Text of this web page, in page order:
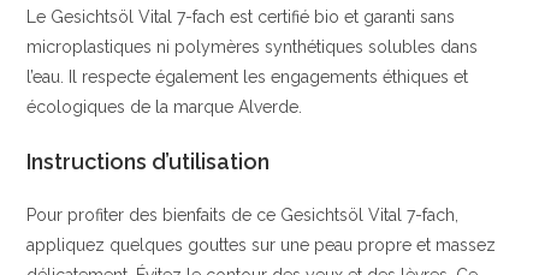
Le Gesichtsöl Vital 7-fach est certifié bio et garanti sans
microplastiques ni polymères synthétiques solubles dans
l’eau. Il respecte également les engagements éthiques et
écologiques de la marque Alverde.
Instructions d’utilisation
Pour profiter des bienfaits de ce Gesichtsöl Vital 7-fach,
appliquez quelques gouttes sur une peau propre et massez